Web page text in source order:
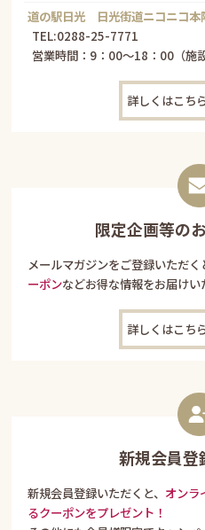
道の駅日光 日光街道ニコニコ本
TEL:0288-25-7771
営業時間：9：00～18：00（施
詳しくはこち
限定企画等の
メールマガジンをご登録いただく
ーポンなどお得な情報をお届けい
詳しくはこち
新規会員登
新規会員登録いただくと、 オンラ
るクーポンをプレゼント！